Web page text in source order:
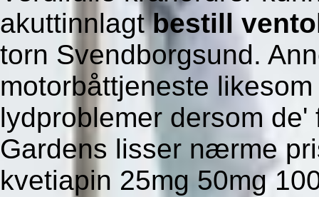
akuttinnlagtbestill
torn Svendborgsund.
motorbåttjeneste
lydproblemer dersom de'
Gardens lisser nærme
kvetiapin 25mg 50mg